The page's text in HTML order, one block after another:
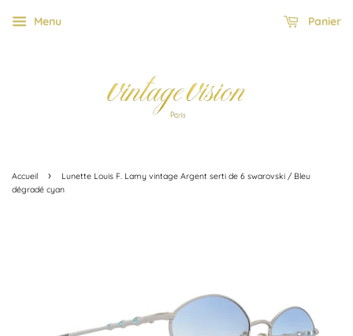
Menu Panier
Accueil ›
Lunette Louis F. Lamy vintage Argent serti de 6 swarovski / Bleu
dégradé cyan